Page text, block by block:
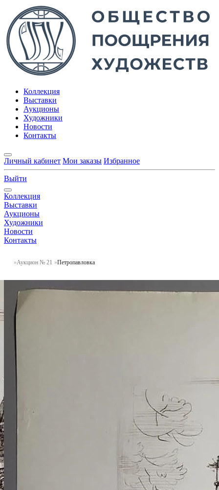
Коллекция
Выставки
Аукционы
Художники
Новости
Контакты
Личный кабинет Мои заказы Избранное
Выйти
Коллекция
Выставки
Аукционы
Художники
Новости
Контакты
Аукцион № 21 Петропавловка